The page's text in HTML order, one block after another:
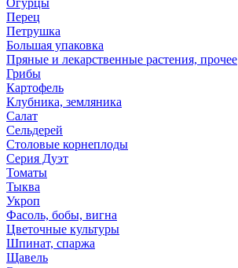
Огурцы
Перец
Петрушка
Большая упаковка
Пряные и лекарственные растения, прочее
Грибы
Картофель
Клубника, земляника
Салат
Сельдерей
Столовые корнеплоды
Серия Дуэт
Томаты
Тыква
Укроп
Фасоль, бобы, вигна
Цветочные культуры
Шпинат, спаржа
Щавель